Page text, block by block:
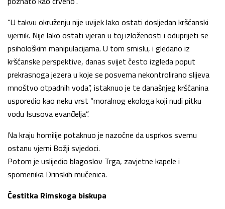
“U takvu okruženju nije uvijek lako ostati dosljedan kršćanski
vjernik. Nije lako ostati vjeran u toj izloženosti i oduprijeti se
psihološkim manipulacijama. U tom smislu, i gledano iz
kršćanske perspektive, danas svijet često izgleda poput
prekrasnoga jezera u koje se posvema nekontrolirano slijeva
mnoštvo otpadnih voda”, istaknuo je te današnjeg kršćanina
usporedio kao neku vrst “moralnog ekologa koji nudi pitku
vodu Isusova evanđelja”.
Na kraju homilije potaknuo je nazočne da usprkos svemu
ostanu vjerni Božji svjedoci.
Potom je uslijedio blagoslov Trga, zavjetne kapele i
spomenika Drinskih mučenica.
Čestitka Rimskoga biskupa